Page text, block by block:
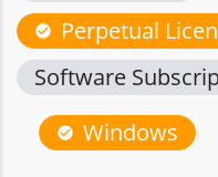
check_circle Perpetual
check_circle Windows
Software